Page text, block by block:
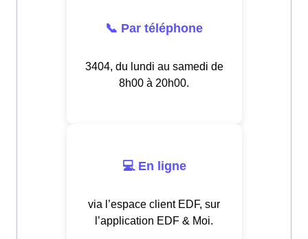
📞 Par téléphone
3404, du lundi au samedi de
8h00 à 20h00.
💻 En ligne
via l’espace client EDF, sur
l’application EDF & Moi.